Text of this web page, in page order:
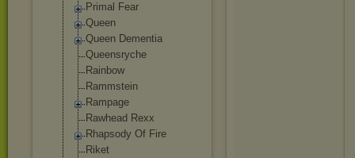
Primal Fear
Queen
Queen Dementia
Queensryche
Rainbow
Rammstein
Rampage
Rawhead Rexx
Rhapsody Of Fire
Riket